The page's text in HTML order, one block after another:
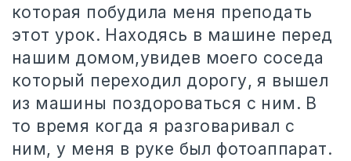
которая побудила меня преподать
этот урок. Находясь в машине перед
нашим домом,увидев моего соседа
который переходил дорогу, я вышел
из машины поздороваться с ним. В
то время когда я разговаривал с
ним, у меня в руке был фотоаппарат.